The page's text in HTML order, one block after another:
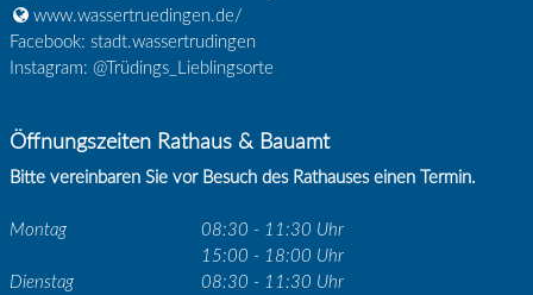
www.wassertruedingen.de/
Facebook: stadt.wassertrudingen
Instagram: @Trüdings_Lieblingsorte
Öffnungszeiten Rathaus & Bauamt
Bitte vereinbaren Sie vor Besuch des Rathauses einen Termin.
Montag
08:30 - 11:30 Uhr
15:00 - 18:00 Uhr
Dienstag
08:30 - 11:30 Uhr